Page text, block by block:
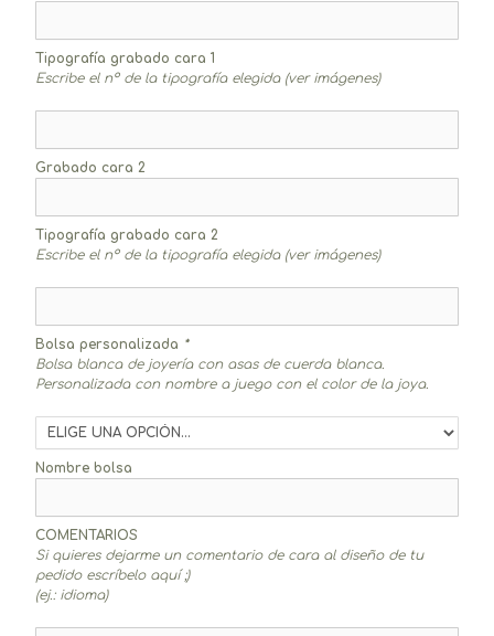
Tipografía grabado cara 1
Escribe el nº de la tipografía elegida (ver imágenes)
Grabado cara 2
Tipografía grabado cara 2
Escribe el nº de la tipografía elegida (ver imágenes)
Bolsa personalizada *
Bolsa blanca de joyería con asas de cuerda blanca.
Personalizada con nombre a juego con el color de la joya.
Nombre bolsa
COMENTARIOS
Si quieres dejarme un comentario de cara al diseño de tu
pedido escríbelo aquí ;)
(ej.: idioma)